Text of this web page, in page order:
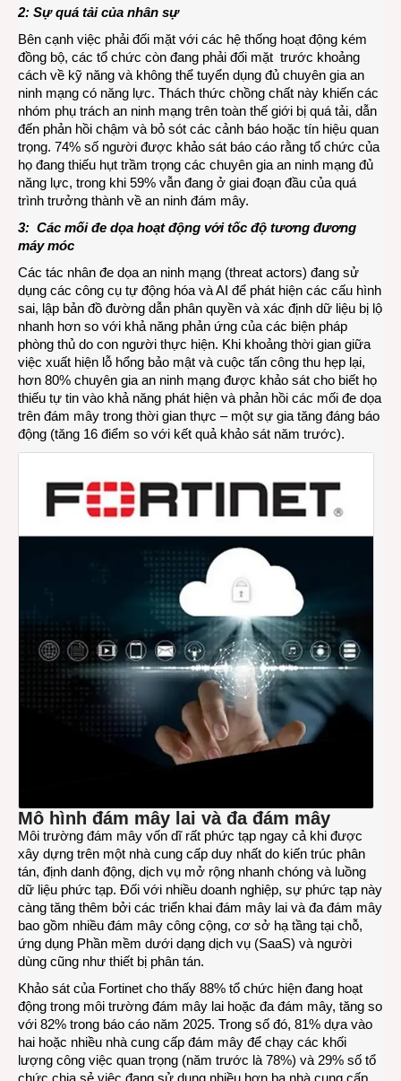
2: Sự quá tảicủa nhân sự
Bên cạnh việc phải đối mặt với các hệ thống hoạt động kém
đồng bộ, các tổ chức còn đang phải đối mặt trước khoảng
cách về kỹ năng và không thể tuyển dụng đủ chuyên gia an
ninh mạng có năng lực. Thách thức chồng chất này khiến các
nhóm phụ trách an ninh mạng trên toàn thế giới bị quá tải, dẫn
đến phản hồi chậm và bỏ sót các cảnh báo hoặc tín hiệu quan
trọng. 74% số người được khảo sát báo cáo rằng tổ chức của
họ đang thiếu hụt trầm trọng các chuyên gia an ninh mạng đủ
năng lực, trong khi 59% vẫn đang ở giai đoạn đầu của quá
trình trưởng thành về an ninh đám mây.
3: Các mối đe dọa hoạt động với tốc độ tương đương
máy móc
Các tác nhân đe dọa an ninh mạng (threat actors) đang sử
dụng các công cụ tự động hóa và AI để phát hiện các cấu hình
sai, lập bản đồ đường dẫn phân quyền và xác định dữ liệu bị lộ
nhanh hơn so với khả năng phản ứng của các biện pháp
phòng thủ do con người thực hiện. Khi khoảng thời gian giữa
việc xuất hiện lỗ hổng bảo mật và cuộc tấn công thu hẹp lại,
hơn 80% chuyên gia an ninh mạng được khảo sát cho biết họ
thiếu tự tin vào khả năng phát hiện và phản hồi các mối đe dọa
trên đám mây trong thời gian thực – một sự gia tăng đáng báo
động (tăng 16 điểm so với kết quả khảo sát năm trước).
Mô hình đám mây lai và đa đám mây
Môi trường đám mây vốn dĩ rất phức tạp ngay cả khi được
xây dựng trên một nhà cung cấp duy nhất do kiến ​​trúc phân
tán, định danh động, dịch vụ mở rộng nhanh chóng và luồng
dữ liệu phức tạp. Đối với nhiều doanh nghiệp, sự phức tạp này
càng tăng thêm bởi các triển khai đám mây lai và đa đám mây
bao gồm nhiều đám mây công cộng, cơ sở hạ tầng tại chỗ,
ứng dụng Phần mềm dưới dạng dịch vụ (SaaS) và người
dùng cũng như thiết bị phân tán.
Khảo sát của Fortinet cho thấy 88% tổ chức hiện đang hoạt
động trong môi trường đám mây lai hoặc đa đám mây, tăng so
với 82% trong báo cáo năm 2025. Trong số đó, 81% dựa vào
hai hoặc nhiều nhà cung cấp đám mây để chạy các khối
lượng công việc quan trọng (năm trước là 78%) và 29% số tổ
chức chia sẻ việc đang sử dụng nhiều hơn ba nhà cung cấp.